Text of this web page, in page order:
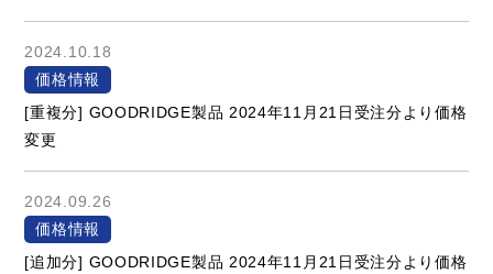
2024.10.18
価格情報
[重複分] GOODRIDGE製品 2024年11月21日受注分より価格
変更
2024.09.26
価格情報
[追加分] GOODRIDGE製品 2024年11月21日受注分より価格